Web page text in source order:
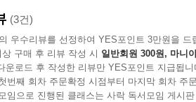
래’라는 렌즈로 미국 자본주의 200년
, 멀게는 기층 민중의 삶을 담아낸 민
. 노래의 관점은 곧 민중의 관점을 말한
사를 움직이고 기록해온 실천적 매개
(3건)
우수리뷰를 선정하여 YES포인트 3만원을 드
구매 후 리뷰 작성 시 일반회원 300원, 마니
운로드 후 작성한 리뷰만 YES포인트 지급됩니
번째 회차 주문확정 시점부터 마지막 회차 주
임으로 진행된 클래스는 사락 독서모임 게시